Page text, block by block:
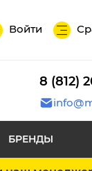
Войти
8 (812)
БРЕНДЫ